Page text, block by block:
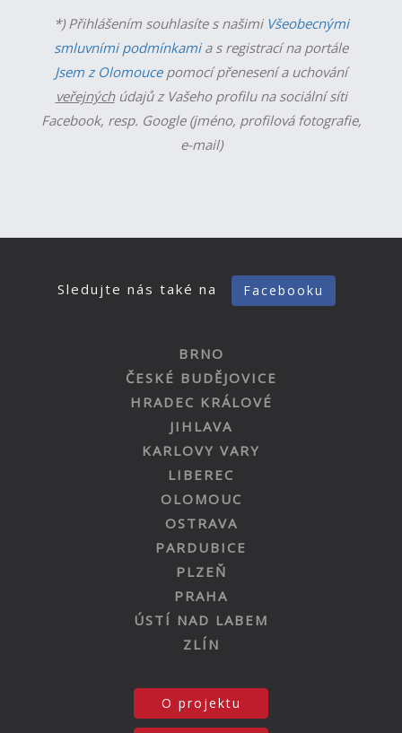
*) Přihlášením souhlasíte s našimi Všeobecnými
smluvními podmínkamia s registrací na portále
Jsem z Olomoucepomocí přenesení a uchování
veřejnýchúdajů z Vašeho profilu na sociální síti
Facebook, resp. Google (jméno, profilová fotografie,
e-mail)
Sledujte nás také na Facebooku
BRNO
ČESKÉ BUDĚJOVICE
HRADEC KRÁLOVÉ
JIHLAVA
KARLOVY VARY
LIBEREC
OLOMOUC
OSTRAVA
PARDUBICE
PLZEŇ
PRAHA
ÚSTÍ NAD LABEM
ZLÍN
O projektu